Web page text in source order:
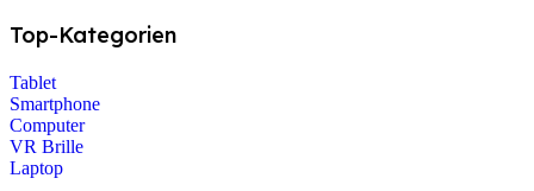
Top-Kategorien
Tablet
Smartphone
Computer
VR Brille
Laptop